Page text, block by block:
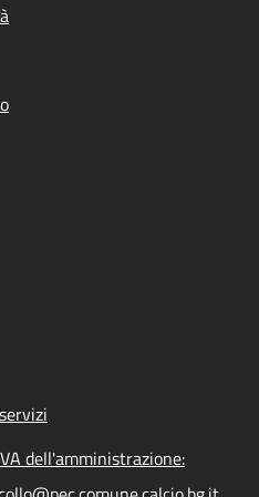
dell'amministrazione: